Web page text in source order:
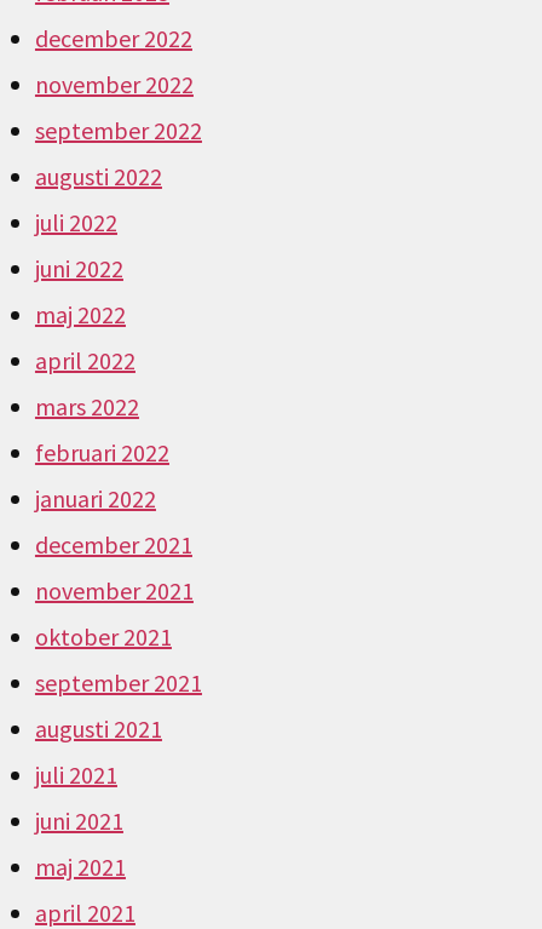
december 2022
november 2022
september 2022
augusti 2022
juli 2022
juni 2022
maj 2022
april 2022
mars 2022
februari 2022
januari 2022
december 2021
november 2021
oktober 2021
september 2021
augusti 2021
juli 2021
juni 2021
maj 2021
april 2021